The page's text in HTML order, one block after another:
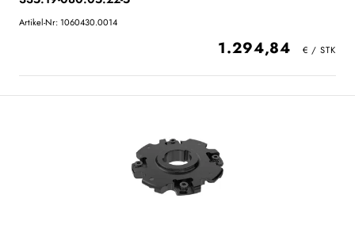
Artikel-Nr: 1060430.0014
1.294,84